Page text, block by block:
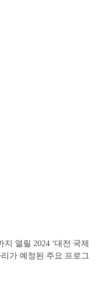
열릴 2024 ‘대전 국제
가 예정된 주요 프로그